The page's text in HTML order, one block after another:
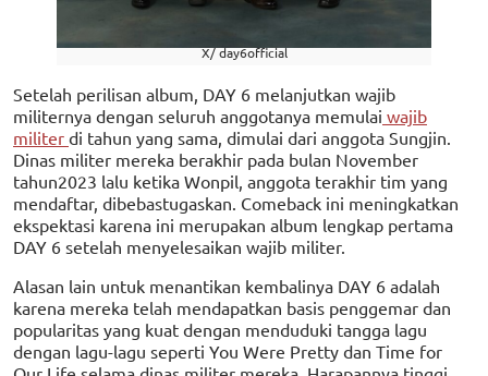
X/ day6official
Setelah perilisan album, DAY 6 melanjutkan wajib
militernya dengan seluruh anggotanya memulai wajib
militer di tahun yang sama, dimulai dari anggota Sungjin.
Dinas militer mereka berakhir pada bulan November
tahun2023 lalu ketika Wonpil, anggota terakhir tim yang
mendaftar, dibebastugaskan. Comeback ini meningkatkan
ekspektasi karena ini merupakan album lengkap pertama
DAY 6 setelah menyelesaikan wajib militer.
Alasan lain untuk menantikan kembalinya DAY 6 adalah
karena mereka telah mendapatkan basis penggemar dan
popularitas yang kuat dengan menduduki tangga lagu
dengan lagu-lagu seperti You Were Pretty dan Time for